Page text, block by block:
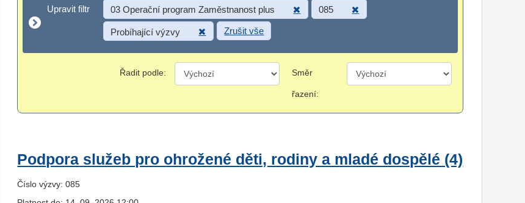
Upravit filtr
Upravit filtr 03 Operační program Zaměstnanost plus 085
Probíhající výzvy Zrušit vše
Řadit podle: Směr
řazení:
Podpora služeb pro ohrožené děti, rodiny a mladé dospělé (4)
Číslo výzvy: 085